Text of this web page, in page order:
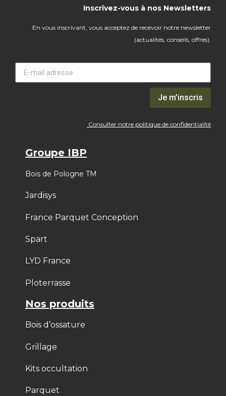
Inscrivez-vous à nos Newsletters
En vous inscrivant, vous acceptez de recevoir notre newsletter
(actualités, conseils, offres).
Je m’inscris
Consulter notre politique de confidentialité
Groupe IBP
Bois de Pologne TM
Jardisys
France Parquet Conception
Spart
LYD France
Ploterrasse
Nos produits
Bois d’ossature
Grillage
Kits occultation
Parquet